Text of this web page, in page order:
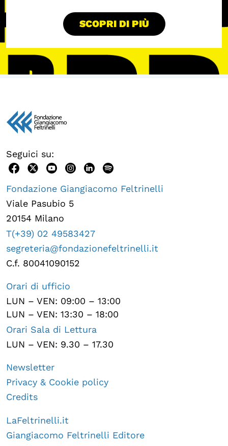
SCOPRI DI PIÙ
Seguici su:
Fondazione Giangiacomo Feltrinelli
Viale Pasubio 5
20154 Milano
T(+39) 02 49583427
segreteria@fondazionefeltrinelli.it
C.f. 80041090152
Orari di ufficio
LUN – VEN: 09:00 – 13:00
LUN – VEN: 13:30 – 18:00
Orari Sala di Lettura
LUN – VEN: 9.30 – 17.30
Newsletter
Privacy & Cookie policy
Credits
LaFeltrinelli.it
Giangiacomo Feltrinelli Editore